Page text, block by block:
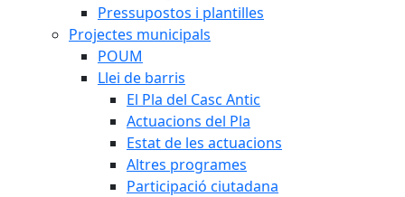
Pressupostos i plantilles
Projectes municipals
POUM
Llei de barris
El Pla del Casc Antic
Actuacions del Pla
Estat de les actuacions
Altres programes
Participació ciutadana